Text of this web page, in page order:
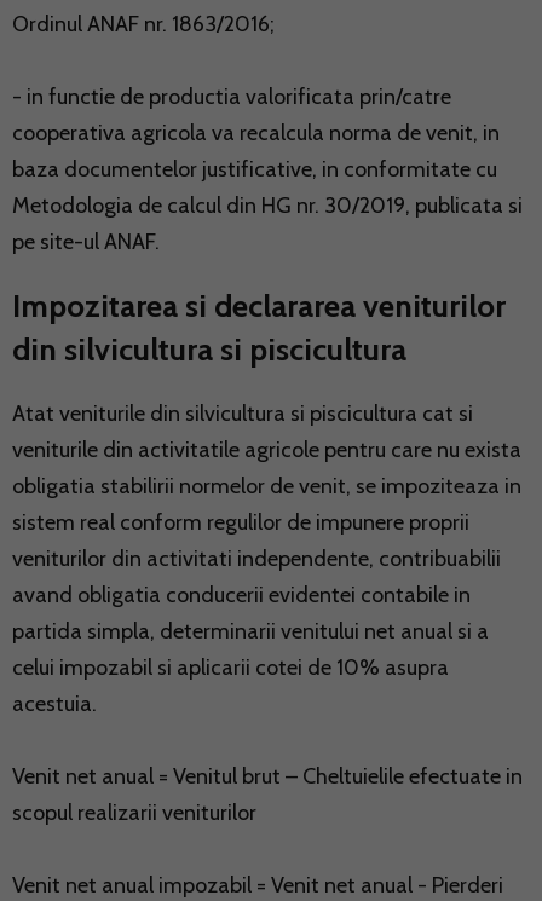
Ordinul ANAF nr. 1863/2016;
- in functie de productia valorificata prin/catre
cooperativa agricola va recalcula norma de venit, in
baza documentelor justificative, in conformitate cu
Metodologia de calcul din HG nr. 30/2019, publicata si
pe site-ul ANAF.
Impozitarea si declararea veniturilor
din silvicultura si piscicultura
Atat veniturile din silvicultura si piscicultura cat si
veniturile din activitatile agricole pentru care nu exista
obligatia stabilirii normelor de venit, se impoziteaza in
sistem real conform regulilor de impunere proprii
veniturilor din activitati independente, contribuabilii
avand obligatia conducerii evidentei contabile in
partida simpla, determinarii venitului net anual si a
celui impozabil si aplicarii cotei de 10% asupra
acestuia.
Venit net anual = Venitul brut – Cheltuielile efectuate in
scopul realizarii veniturilor
Venit net anual impozabil = Venit net anual - Pierderi